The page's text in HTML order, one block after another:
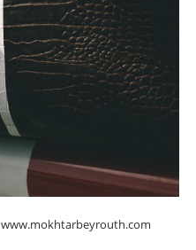
www.mokhtarbeyrouth.com